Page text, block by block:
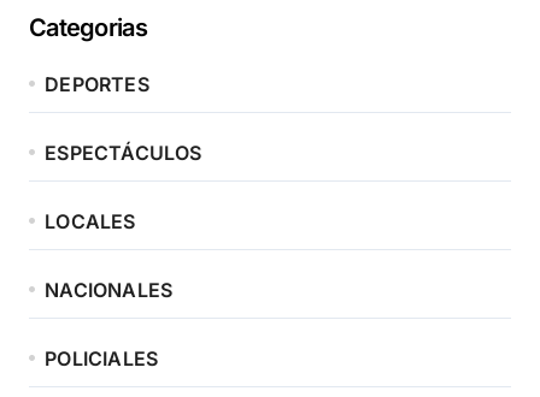
Categorias
DEPORTES
ESPECTÁCULOS
LOCALES
NACIONALES
POLICIALES